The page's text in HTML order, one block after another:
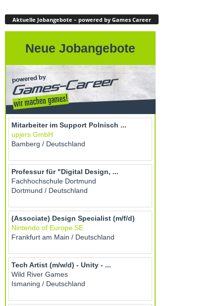
Aktuelle Jobangebote – powered by Games Career